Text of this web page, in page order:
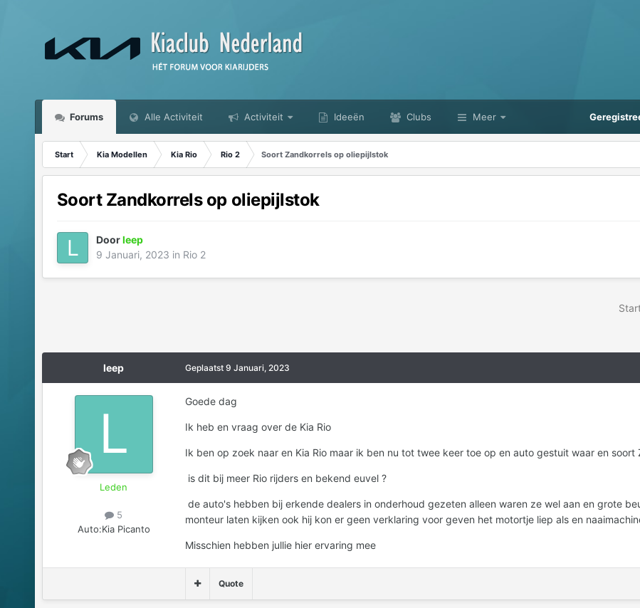
Forums Alle Activiteit Activiteit Ideeën Clubs Meer
Start Kia Modellen Kia Rio Rio 2 Soort Zandkorrels op oliepijlstok
Soort Zandkorrels op oliepijlstok
Doorleep
9 Januari, 2023 in Rio 2
leep
Leden
5
Auto:Kia Picanto
Geplaatst 9 Januari, 2023
Goede dag
Ik heb en vraag over de Kia Rio
Ik ben op zoek naar en Kia Rio maar ik ben nu tot twee keer toe op en auto gestuit waar en
is dit bij meer Rio rijders en bekend euvel ?
de auto's hebben bij erkende dealers in onderhoud gezeten alleen waren ze wel aan en grote
monteur laten kijken ook hij kon er geen verklaring voor geven het motortje liep als en
Misschien hebben jullie hier ervaring mee
Quote